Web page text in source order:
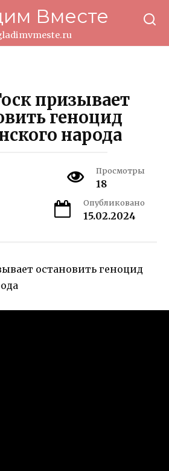
Вместе
призывает
геноцид
народа
Просмотры
18
Опубликовано
15.02.2024